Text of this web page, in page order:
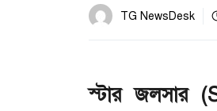
TG NewsDesk
স্টার জলসার